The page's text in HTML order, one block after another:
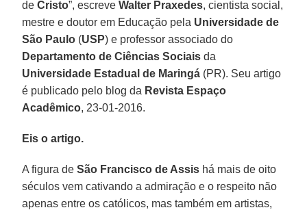
deCristo”, escreveWalter Praxedes, cientista social,
mestre e doutor em Educação pela Universidade de
São Paulo (USP) e professor associado do
Departamento de Ciências Sociais da
Universidade Estadual de Maringá (PR). Seu artigo
é publicado pelo blog da Revista Espaço
Acadêmico, 23-01-2016.
Eis o artigo.
A figura deSão Francisco de Assis há mais de oito
séculos vem cativando a admiração e o respeito não
apenas entre os católicos, mas também em artistas,